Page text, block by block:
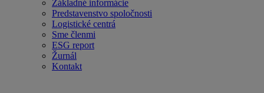
Základné informácie
Predstavenstvo spoločnosti
Logistické centrá
Sme členmi
ESG report
Žurnál
Kontakt